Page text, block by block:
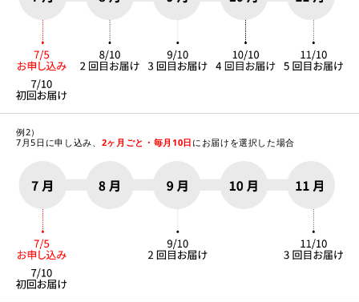
例2）
7月5日に申し込み、 2ヶ月ごと・毎月10日 にお届けを選択した場合